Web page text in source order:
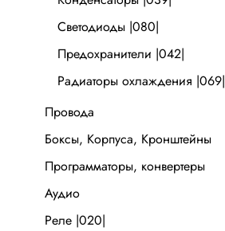
Светодиоды |080|
Предохранители |042|
Радиаторы охлаждения |069|
Провода
Боксы, Корпуса, Кронштейны
Программаторы, конвертеры
Аудио
Реле |020|